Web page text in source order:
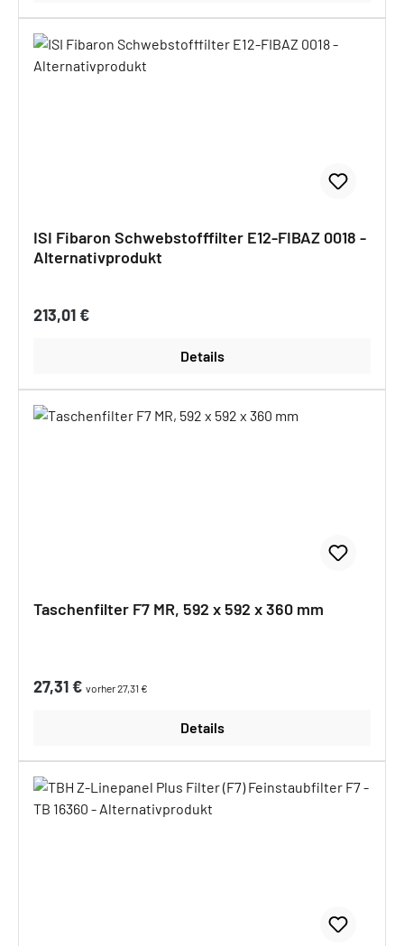
ISI Fibaron Schwebstofffilter E12-FIBAZ 0018 -
Alternativprodukt
Regulärer Preis:
213,01 €
Details
Taschenfilter F7 MR, 592 x 592 x 360 mm
Regulärer Preis:
27,31 € vorher 27,31 €
Details